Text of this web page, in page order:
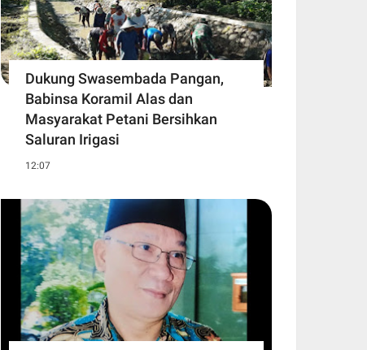
Dukung Swasembada Pangan,
Babinsa Koramil Alas dan
Masyarakat Petani Bersihkan
Saluran Irigasi
12:07